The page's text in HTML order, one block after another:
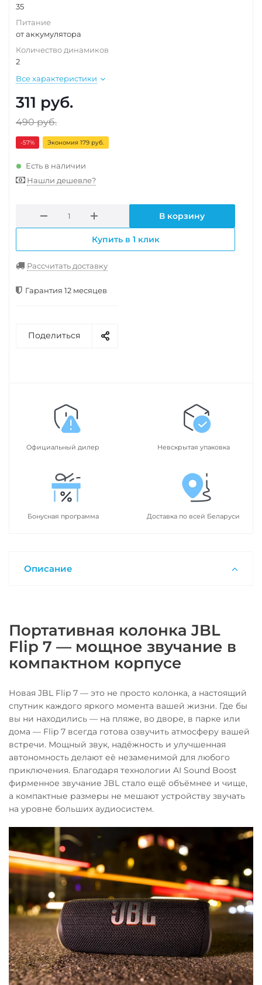
35
Питание
от аккумулятора
Количество динамиков
2
Все характеристики
311 руб.
490руб.
-57% Экономия 179 руб.
Есть в наличии
Нашли дешевле?
В корзину
Купить в 1 клик
Рассчитать доставку
Гарантия 12 месяцев
Поделиться
Официальный дилер Невскрытая упаковка
Бонусная программа Доставка по всей Беларуси
Описание
Портативная колонка JBL
Flip 7 — мощное звучание в
компактном корпусе
Новая JBL Flip 7 — это не просто колонка, а настоящий
спутник каждого яркого момента вашей жизни. Где бы
вы ни находились — на пляже, во дворе, в парке или
дома — Flip 7 всегда готова озвучить атмосферу вашей
встречи. Мощный звук, надёжность и улучшенная
автономность делают её незаменимой для любого
приключения. Благодаря технологии AI Sound Boost
фирменное звучание JBL стало ещё объёмнее и чище,
а компактные размеры не мешают устройству звучать
на уровне больших аудиосистем.